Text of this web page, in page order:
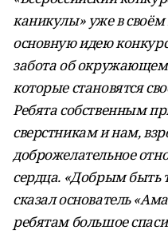
каникулы» уже в
основную идею
забота об окружающем
которые становятся
Ребята собственным
сверстникам и нам,
доброжелательное
сердца. «Добрым быть
сказал основатель
ребятам большое